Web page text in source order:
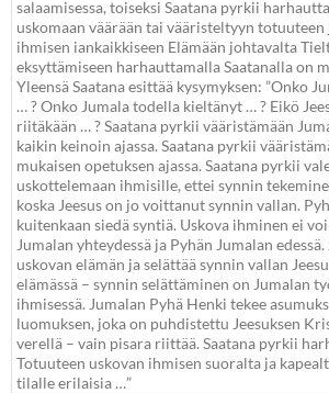
salaamisessa, toiseksi Saatana pyrkii
uskomaan väärään tai vääristeltyyn totuuteen
ihmisen iankaikkiseen Elämään johtavalta
eksyttämiseen harhauttamalla Saatanalla on
Yleensä Saatana esittää kysymyksen: ”Onko
… ? Onko Jumala todella kieltänyt … ? Eikö
riitäkään … ? Saatana pyrkii vääristämään
kaikin keinoin ajassa. Saatana pyrkii
mukaisen opetuksen ajassa. Saatana pyrkii
uskottelemaan ihmisille, ettei synnin
koska Jeesus on jo voittanut synnin vallan.
kuitenkaan siedä syntiä. Uskova ihminen ei
Jumalan yhteydessä ja Pyhän Jumalan
uskovan elämän ja selättää synnin vallan
elämässä – synnin selättäminen on Jumalan
ihmisessä. Jumalan Pyhä Henki tekee
luomuksen, joka on puhdistettu Jeesuksen
verellä – vain pisara riittää. Saatana pyrkii
Totuuteen uskovan ihmisen suoralta ja
tilalle erilaisia …”